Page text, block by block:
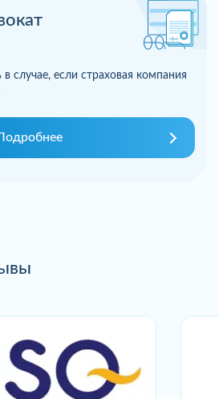
случае, если страховая компания